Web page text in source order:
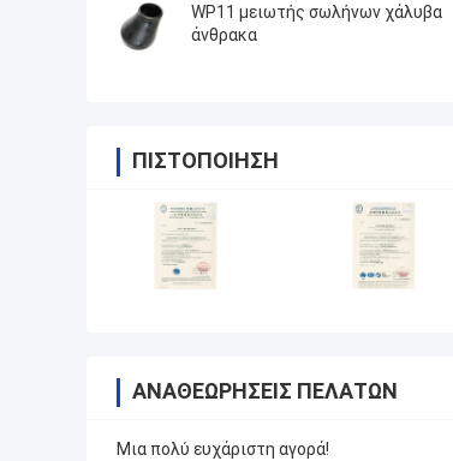
WP11 μειωτής σωλήνων χάλυβα
άνθρακα
ΠΙΣΤΟΠΟΊΗΣΗ
ΑΝΑΘΕΩΡΉΣΕΙΣ ΠΕΛΑΤΏΝ
Μια πολύ ευχάριστη αγορά!